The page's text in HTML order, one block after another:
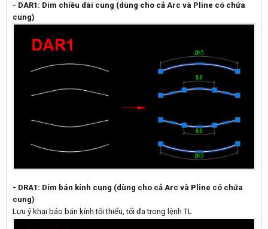
- DAR1: Dim chiều dài cung (dùng cho cả Arc và Pline có chứa
cung)
- DRA1: Dim bán kính cung (dùng cho cả Arc và Pline có chứa
cung)
Lưu ý khai báo bán kính tối thiểu, tối đa trong lệnh TL